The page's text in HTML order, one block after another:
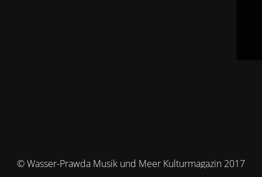
© Wasser-Prawda Musik und Meer Kulturmagazin 2017